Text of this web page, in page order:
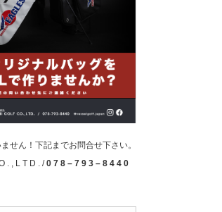
せん！下記までお問合せ下さい。
. , L T D . /0 7 8 – 7 9 3 – 8 4 4 0